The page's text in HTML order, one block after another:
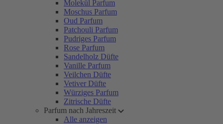
Molekül Parfum
Moschus Parfum
Oud Parfum
Patchouli Parfum
Pudriges Parfum
Rose Parfum
Sandelholz Düfte
Vanille Parfum
Veilchen Düfte
Vetiver Düfte
Würziges Parfum
Zitrische Düfte
Parfum nach Jahreszeit
Alle anzeigen